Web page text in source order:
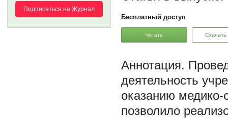
Подписаться на Журнал
Бесплатный доступ
Читать Скачать
деятельность
оказанию медико-
позволило